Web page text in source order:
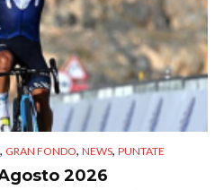
, GRAN FONDO, NEWS, PUNTATE
2026